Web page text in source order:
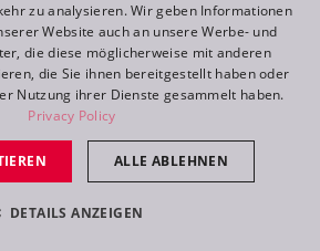
Sie uns
Sie in Kontakt
FR
RU
zu analysieren. Wir geben Informationen
Website auch an unsere Werbe- und
die diese möglicherweise mit anderen
die Sie ihnen bereitgestellt haben oder
Nutzung ihrer Dienste gesammelt haben.
Privacy Policy
ALLE ABLEHNEN
DETAILS ANZEIGEN